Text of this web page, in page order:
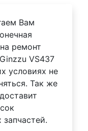
Вам
ремонт
VS437
условиях не
Так же